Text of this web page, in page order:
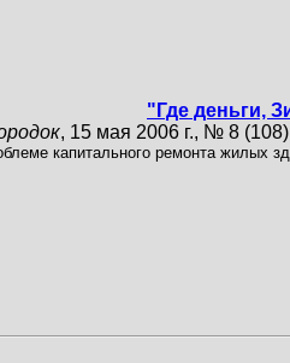
"Где деньги,
, 15 мая 2006 г., № 8
капитального ремонта жилых